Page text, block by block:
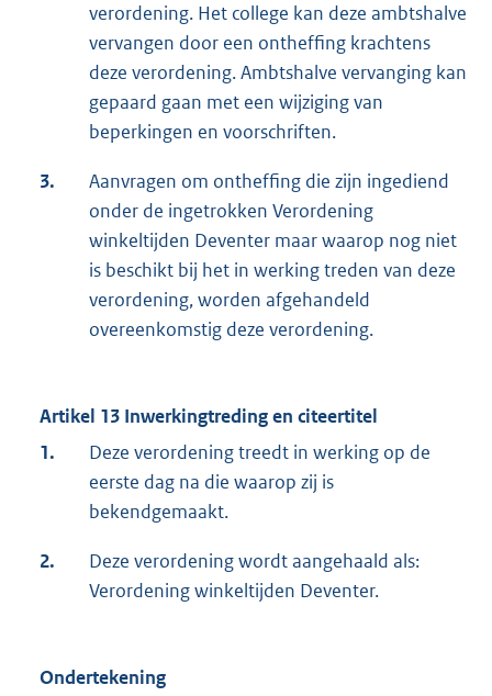
verordening. Het college kan deze ambtshalve
vervangen door een ontheffing krachtens
deze verordening. Ambtshalve vervanging kan
gepaard gaan met een wijziging van
beperkingen en voorschriften.
3.
Aanvragen om ontheffing die zijn ingediend
onder de ingetrokken Verordening
winkeltijden Deventer maar waarop nog niet
is beschikt bij het in werking treden van deze
verordening, worden afgehandeld
overeenkomstig deze verordening.
Artikel 13 Inwerkingtreding en citeertitel
1.
Deze verordening treedt in werking op de
eerste dag na die waarop zij is
bekendgemaakt.
2.
Deze verordening wordt aangehaald als:
Verordening winkeltijden Deventer.
Ondertekening